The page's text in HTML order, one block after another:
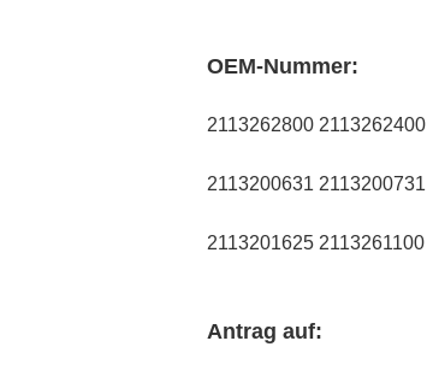
OEM-Nummer:
2113262800 2113262400
2113200631 2113200731
2113201625 2113261100
Antrag auf: